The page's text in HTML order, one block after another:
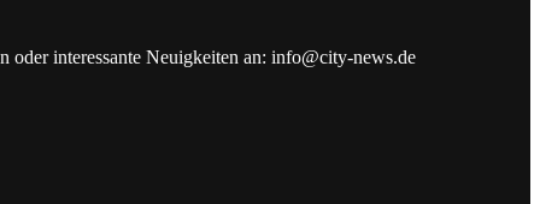
oder interessante Neuigkeiten an: info@city-news.de